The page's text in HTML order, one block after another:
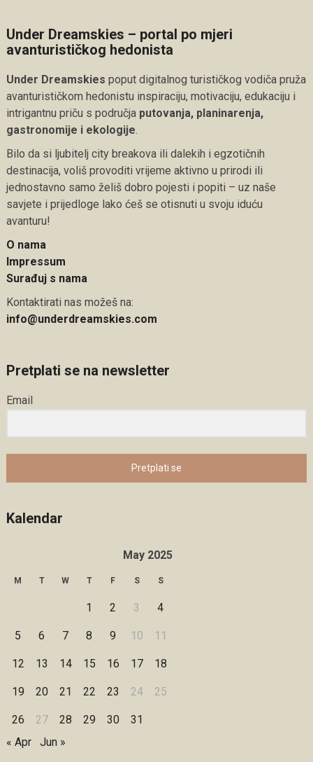
Under Dreamskies – portal po mjeri
avanturističkog hedonista
Under Dreamskies poput digitalnog turističkog vodiča pruža
avanturističkom hedonistu inspiraciju, motivaciju, edukaciju i
intrigantnu priču s područja putovanja, planinarenja,
gastronomije i ekologije
Bilo da si ljubitelj city breakova ili dalekih i egzotičnih
destinacija, voliš provoditi vrijeme aktivno u prirodi ili
jednostavno samo želiš dobro pojesti i popiti – uz naše
savjete i prijedloge lako ćeš se otisnuti u svoju iduću
avanturu!
O nama
Impressum
Surađuj s nama
Kontaktirati nas možeš na:
info@underdreamskies.com
Pretplati se na newsletter
Email
Pretplati se
Kalendar
May 2025
M T W T F S S
1 2 3 4
5 6 7 8 9 10 11
12 13 14 15 16 17 18
19 20 21 22 23 24 25
26 27 28 29 30
31
« Apr
Jun »